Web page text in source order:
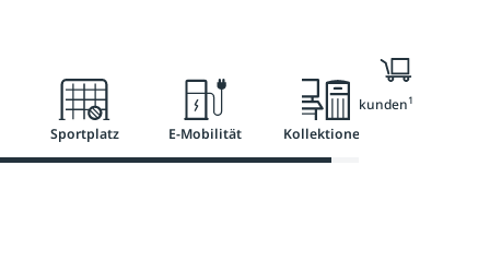
Sportplatz E-Mobilität Kollektionen
Nur für Geschäftskunden1